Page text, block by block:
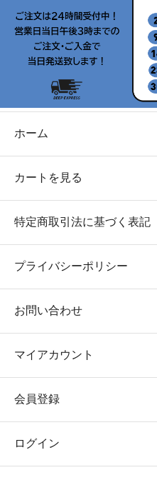
ホーム
カートを見る
特定商取引法に基づく表記
プライバシーポリシー
お問い合わせ
マイアカウント
会員登録
ログイン